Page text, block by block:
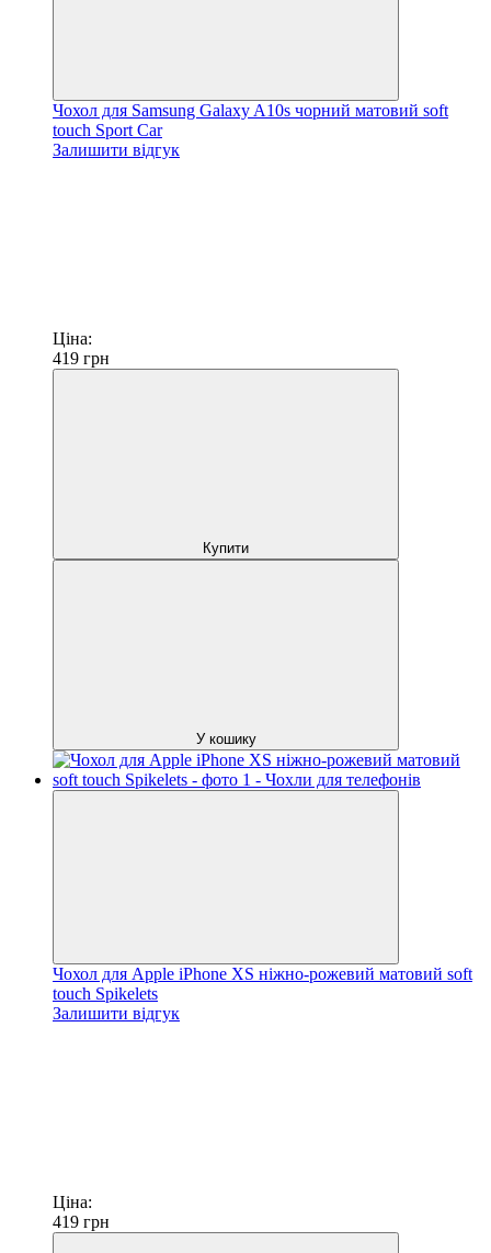
Чохол для Samsung Galaxy A10s чорний матовий soft
touch Sport Car
Залишити відгук
Ціна:
419 грн
Купити
У кошику
Чохол для Apple iPhone XS ніжно-рожевий матовий soft
touch Spikelets
Залишити відгук
Ціна:
419 грн